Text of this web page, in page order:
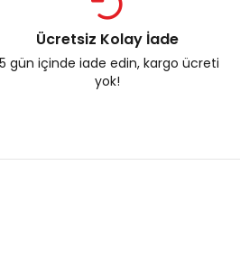
Ücretsiz Kolay İade
gün içinde iade edin, kargo ücreti
yok!